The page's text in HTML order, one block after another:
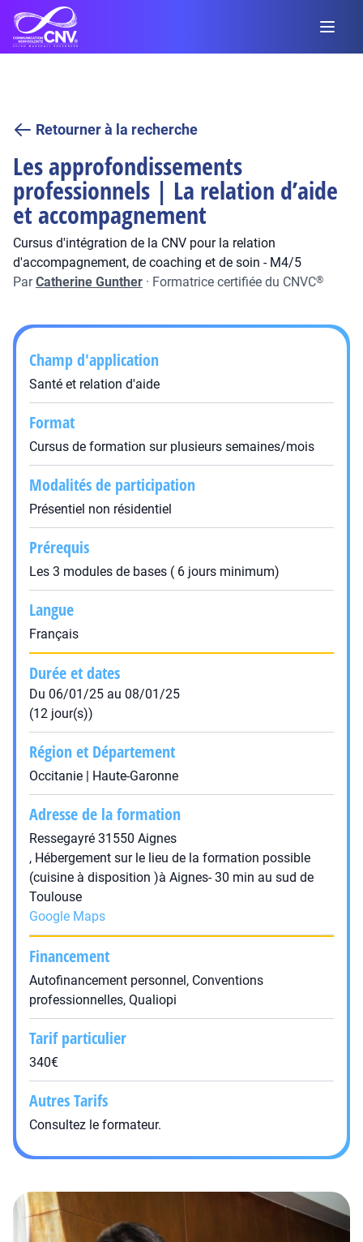
Retourner à la recherche
Les approfondissements
professionnels | La relation d’aide
et accompagnement
Cursus d'intégration de la CNV pour la relation
d'accompagnement, de coaching et de soin - M4/5
ParCatherine Gunther · Formatrice certifiée du CNVC®
Champ d'application
Santé et relation d'aide
Format
Cursus de formation sur plusieurs semaines/mois
Modalités de participation
Présentiel non résidentiel
Prérequis
Les 3 modules de bases ( 6 jours minimum)
Langue
Français
Durée et dates
Du 06/01/25 au 08/01/25
(12 jour(s))
Région et Département
Occitanie | Haute-Garonne
Adresse de la formation
Ressegayré 31550 Aignes
, Hébergement sur le lieu de la formation possible
(cuisine à disposition )à Aignes- 30 min au sud de
Toulouse
Google Maps
Financement
Autofinancement personnel, Conventions
professionnelles, Qualiopi
Tarif particulier
340€
Autres Tarifs
Consultez le formateur.